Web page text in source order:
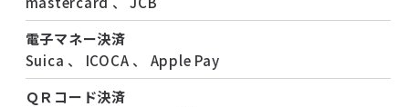
電子マネー決済
Suica 、 ICOCA 、 Apple Pay
ＱＲコード決済